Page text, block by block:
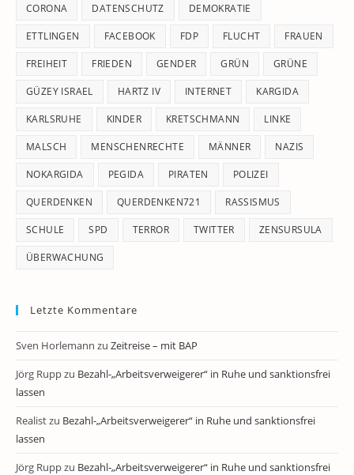
CORONA DATENSCHUTZ DEMOKRATIE
ETTLINGEN FACEBOOK FDP FLUCHT FRAUEN
FREIHEIT FRIEDEN GENDER GRÜN GRÜNE
GÜZEY ISRAEL HARTZ IV INTERNET KARGIDA
KARLSRUHE KINDER KRETSCHMANN LINKE
MALSCH MENSCHENRECHTE MÄNNER NAZIS
NOKARGIDA PEGIDA PIRATEN POLIZEI
QUERDENKEN QUERDENKEN721 RASSISMUS
SCHULE SPD TERROR TWITTER ZENSURSULA
ÜBERWACHUNG
Letzte Kommentare
Sven Horlemann zu Zeitreise – mit BAP
Jörg Ruppzu Bezahl-„Arbeitsverweigerer“ in Ruhe und sanktionsfrei
lassen
Realistzu Bezahl-„Arbeitsverweigerer“ in Ruhe und sanktionsfrei
lassen
Jörg Ruppzu Bezahl-„Arbeitsverweigerer“ in Ruhe und sanktionsfrei